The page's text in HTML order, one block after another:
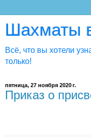
Шахматы
Всё, что вы хотели
только!
пятница, 27 ноября 2020 г.
Приказ о